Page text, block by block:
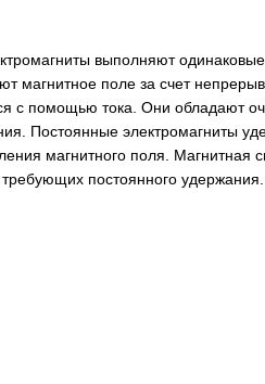
выполняют
магнитное поле за счет
с помощью тока. Они обладают
Постоянные электромагниты
магнитного поля. Магнитная
постоянного удержания.